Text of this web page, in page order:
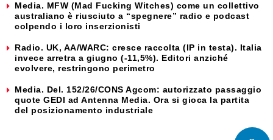
Media. MFW (Mad Fucking Witches) come un collettivo
australiano è riusciuto a “spegnere” radio e podcast
colpendo i loro inserzionisti
Radio. UK, AA/WARC: cresce raccolta (IP in testa). Italia
invece arretra a giugno (-11,5%). Editori anziché
evolvere, restringono perimetro
Media. Del. 152/26/CONS Agcom: autorizzato passaggio
quote GEDI ad Antenna Media. Ora si gioca la partita
del posizionamento industriale